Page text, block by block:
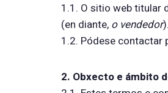
1.1. O sitio web titular
(en diante, o vendedor).
1.2. Pódese
2. Obxecto e ámbito